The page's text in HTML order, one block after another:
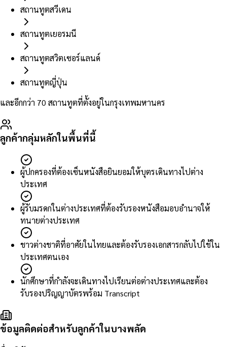
สถานทูตสวีเดน
สถานทูตเยอรมนี
สถานทูตสวิตเซอร์แลนด์
สถานทูตญี่ปุ่น
และอีกกว่า 70 สถานทูตที่ตั้งอยู่ในกรุงเทพมหานคร
ลูกค้ากลุ่มหลักในพื้นที่นี้
ผู้ปกครองที่ต้องเซ็นหนังสือยินยอมให้บุตรเดินทางไปต่าง
ประเทศ
ผู้รับมรดกในต่างประเทศที่ต้องรับรองหนังสือมอบอำนาจให้
ทนายต่างประเทศ
ชาวต่างชาติที่อาศัยในไทยและต้องรับรองเอกสารกลับไปใช้ใน
ประเทศตนเอง
นักศึกษาที่กำลังจะเดินทางไปเรียนต่อต่างประเทศและต้อง
รับรองปริญญาบัตรพร้อม Transcript
ข้อมูลติดต่อสำหรับลูกค้าในบางพลัด